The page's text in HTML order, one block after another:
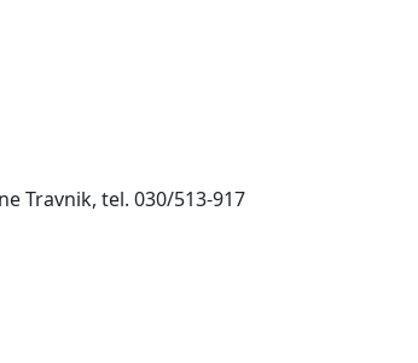
Travnik, tel. 030/513-917